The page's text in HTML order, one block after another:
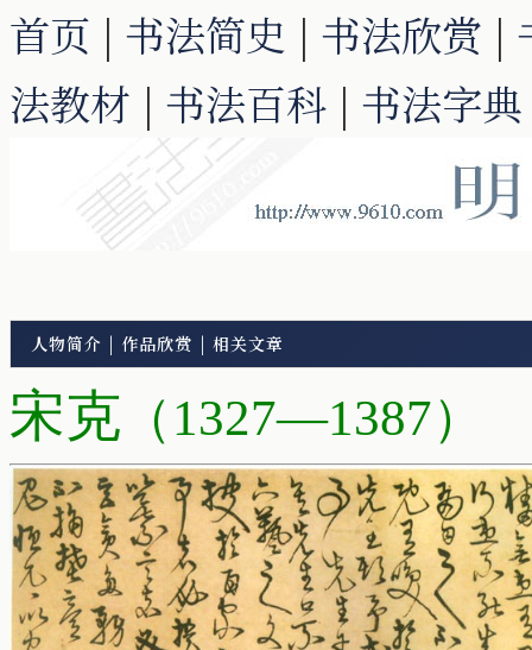
首页 | 书法简史 | 书法欣赏 |
法教材 | 书法百科 | 书法字典
人物简介 | 作品欣赏 | 相关文章
宋克 （1327—1387）